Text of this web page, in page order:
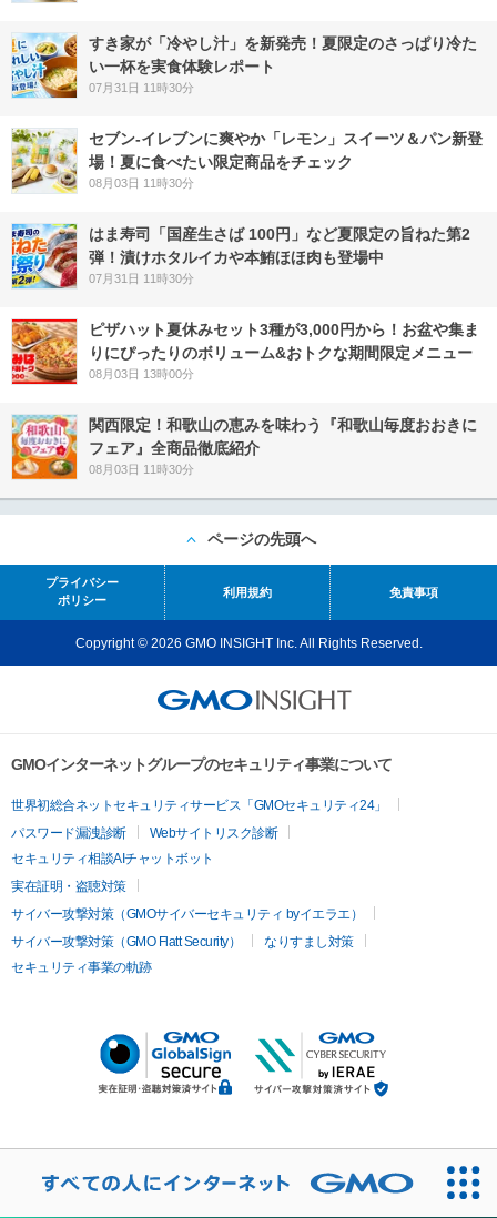
すき家が「冷やし汁」を新発売！夏限定のさっぱり冷た
い一杯を実食体験レポート
07月31日 11時30分
セブン‐イレブンに爽やか「レモン」スイーツ＆パン新登
場！夏に食べたい限定商品をチェック
08月03日 11時30分
はま寿司「国産生さば 100円」など夏限定の旨ねた第2
弾！漬けホタルイカや本鮪ほほ肉も登場中
07月31日 11時30分
ピザハット夏休みセット3種が3,000円から！お盆や集ま
りにぴったりのボリューム&おトクな期間限定メニュー
08月03日 13時00分
関西限定！和歌山の恵みを味わう『和歌山毎度おおきに
フェア』全商品徹底紹介
08月03日 11時30分
ページの先頭へ
プライバシー
ポリシー
利用規約 免責事項
Copyright © 2026 GMO INSIGHT Inc. All Rights Reserved.
GMOインターネットグループのセキュリティ事業について
世界初総合ネットセキュリティサービス「GMOセキュリティ24」
パスワード漏洩診断
Webサイトリスク診断
セキュリティ相談AIチャットボット
実在証明・盗聴対策
サイバー攻撃対策（GMOサイバーセキュリティ byイエラエ）
サイバー攻撃対策（GMO Flatt Security）
なりすまし対策
セキュリティ事業の軌跡